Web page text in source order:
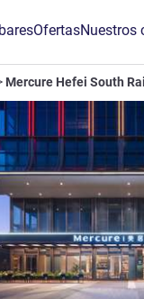
OfertasNuestros
Mercure Hefei South